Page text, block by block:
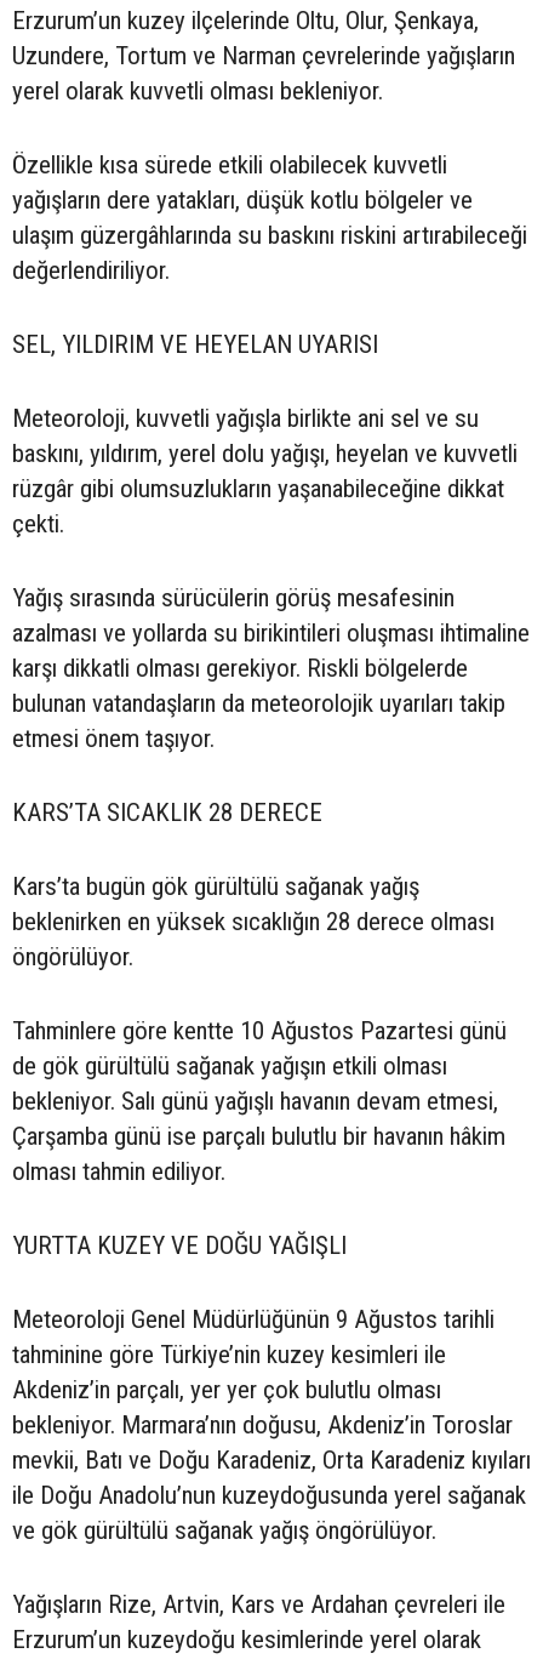
Erzurum’un kuzey ilçelerinde Oltu, Olur, Şenkaya,
Uzundere, Tortum ve Narman çevrelerinde yağışların
yerel olarak kuvvetli olması bekleniyor.
Özellikle kısa sürede etkili olabilecek kuvvetli
yağışların dere yatakları, düşük kotlu bölgeler ve
ulaşım güzergâhlarında su baskını riskini artırabileceği
değerlendiriliyor.
SEL, YILDIRIM VE HEYELAN UYARISI
Meteoroloji, kuvvetli yağışla birlikte ani sel ve su
baskını, yıldırım, yerel dolu yağışı, heyelan ve kuvvetli
rüzgâr gibi olumsuzlukların yaşanabileceğine dikkat
çekti.
Yağış sırasında sürücülerin görüş mesafesinin
azalması ve yollarda su birikintileri oluşması ihtimaline
karşı dikkatli olması gerekiyor. Riskli bölgelerde
bulunan vatandaşların da meteorolojik uyarıları takip
etmesi önem taşıyor.
KARS’TA SICAKLIK 28 DERECE
Kars’ta bugün gök gürültülü sağanak yağış
beklenirken en yüksek sıcaklığın 28 derece olması
öngörülüyor.
Tahminlere göre kentte 10 Ağustos Pazartesi günü
de gök gürültülü sağanak yağışın etkili olması
bekleniyor. Salı günü yağışlı havanın devam etmesi,
Çarşamba günü ise parçalı bulutlu bir havanın hâkim
olması tahmin ediliyor.
YURTTA KUZEY VE DOĞU YAĞIŞLI
Meteoroloji Genel Müdürlüğünün 9 Ağustos tarihli
tahminine göre Türkiye’nin kuzey kesimleri ile
Akdeniz’in parçalı, yer yer çok bulutlu olması
bekleniyor. Marmara’nın doğusu, Akdeniz’in Toroslar
mevkii, Batı ve Doğu Karadeniz, Orta Karadeniz kıyıları
ile Doğu Anadolu’nun kuzeydoğusunda yerel sağanak
ve gök gürültülü sağanak yağış öngörülüyor.
Yağışların Rize, Artvin, Kars ve Ardahan çevreleri ile
Erzurum’un kuzeydoğu kesimlerinde yerel olarak